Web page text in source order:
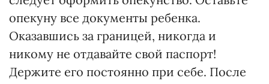
опекуну все документы ребенка.
Оказавшись за границей, никогда и
никому не отдавайте свой паспорт!
Держите его постоянно при себе. После